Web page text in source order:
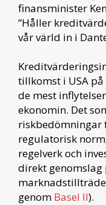
finansminister
”Håller
vår värld in i
tillkomst i USA
de mest
ekonomin. Det
riskbedömningar
regulatorisk
regelverk och
direkt genomslag
genom Basel ll).